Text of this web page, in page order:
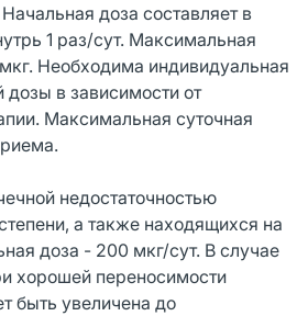
доза составляет в
1 раз/сут. Максимальная
Необходима индивидуальная
дозы в зависимости от
Максимальная суточная
недостаточностью
а также находящихся на
доза - 200 мкг/сут. В случае
хорошей переносимости
быть увеличена до